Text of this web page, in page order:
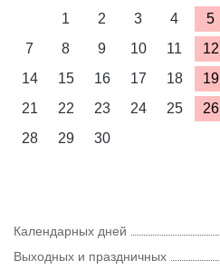
1
2 3 4 5
7
8 9 10 11 12
14
15 16 17 18 19
21
22 23 24 25 26
28
29 30
Календарных дней
Выходных и праздничных